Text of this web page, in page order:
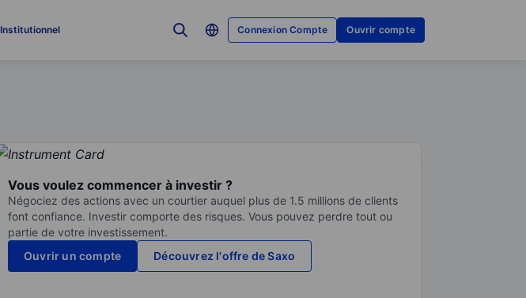
Institutionnel Connexion Compte Ouvrir compte
Vous voulez commencer à investir ?
Négociez des actions avec un courtier auquel plus de 1.5 millions de clients
font confiance. Investir comporte des risques. Vous pouvez perdre tout ou
partie de votre investissement.
Ouvrir un compte
Découvrez l'offre de Saxo